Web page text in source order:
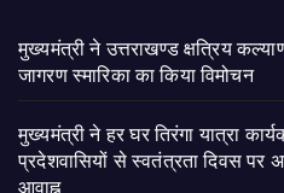
मुख्यमंत्री ने उत्तराखण्ड क्षत्रिय
जागरण स्मारिका का किया विमोचन
मुख्यमंत्री ने हर घर तिरंगा यात्रा
प्रदेशवासियों से स्वतंत्रता दिवस पर
आवाह्न